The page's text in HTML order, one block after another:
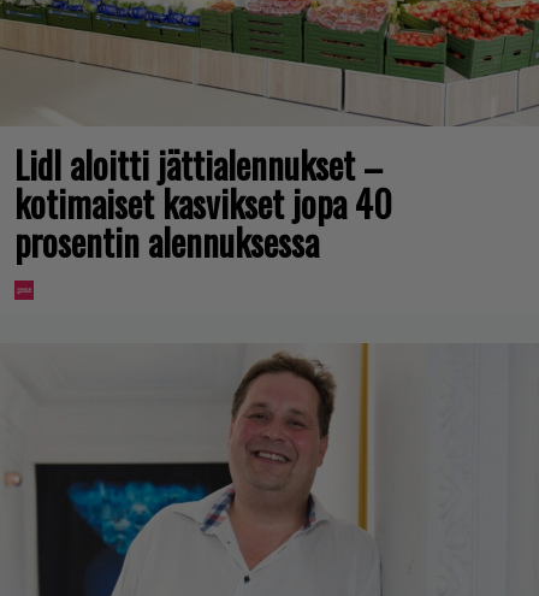
Lidl aloitti jättialennukset –
kotimaiset kasvikset jopa 40
prosentin alennuksessa